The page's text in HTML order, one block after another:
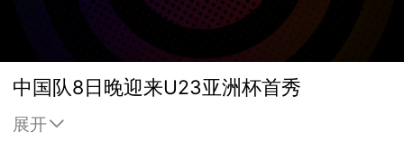
中国队8日晚迎来U23亚洲杯首秀
展开